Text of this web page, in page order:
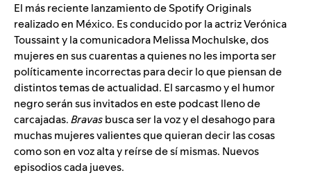
El más reciente lanzamiento de Spotify Originals
realizado en México. Es conducido por la actriz Verónica
Toussaint y la comunicadora Melissa Mochulske, dos
mujeres en sus cuarentas a quienes no les importa ser
políticamente incorrectas para decir lo que piensan de
distintos temas de actualidad. El sarcasmo y el humor
negro serán sus invitados en este podcast lleno de
carcajadas.Bravasbusca ser la voz y el desahogo para
muchas mujeres valientes que quieran decir las cosas
como son en voz alta y reírse de sí mismas. Nuevos
episodios cada jueves.